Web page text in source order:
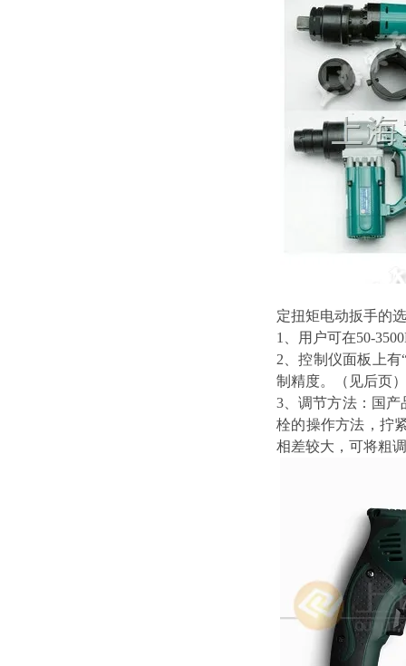
定扭矩电动扳手的
1、用户可在50-
2、控制仪面板上
制精度。（见后页）
3、调节方法：国
栓的操作方法，拧
相差较大，可将粗